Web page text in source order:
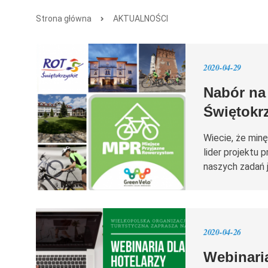
Strona główna AKTUALNOŚCI
2020-04-29
Nabór
Wiecie, że
lider projektu
naszych
2020-04-26